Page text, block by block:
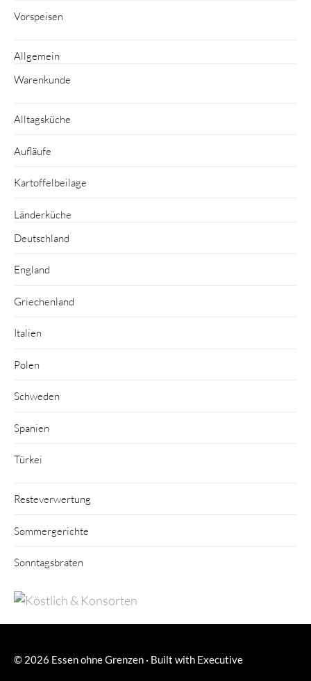
Vorspeisen
Allgemein
Warenkunde
Alltagsküche
Aufläufe
Kartoffelbeilage
Länderküche
Deutschland
England
Griechenland
Italien
Polen
Schweden
Spanien
Türkei
Resteverwertung
Sommergerichte
Sonntagsbraten
© 2026 Essen ohne Grenzen · Built with Executive